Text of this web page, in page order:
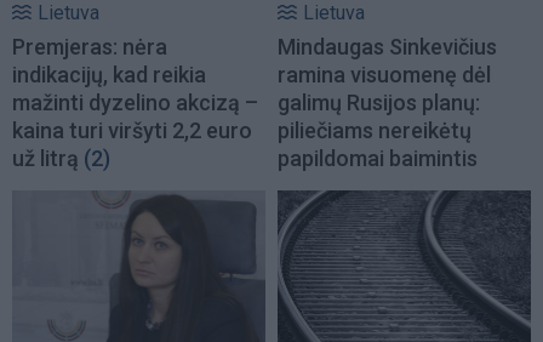
Lietuva
Premjeras: nėra
indikacijų, kad reikia
mažinti dyzelino akcizą –
kaina turi viršyti 2,2 euro
už litrą (2)
Lietuva
Mindaugas Sinkevičius
ramina visuomenę dėl
galimų Rusijos planų:
piliečiams nereikėtų
papildomai baimintis